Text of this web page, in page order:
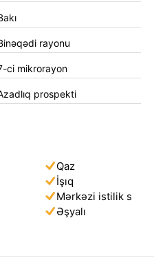
rayonu
ci mikrorayon
prospekti
Qaz
İşıq
Mərkəzi istilik s
Əşyalı